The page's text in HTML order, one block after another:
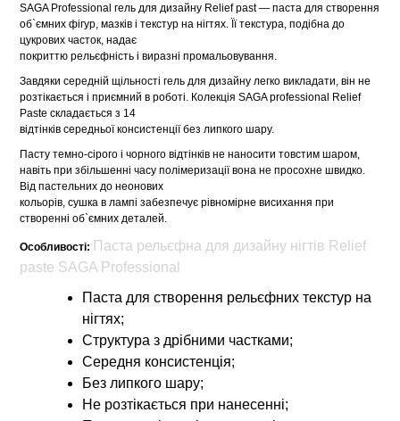
SAGA Professional гель для дизайну Relief past — паста для створення
об`ємних фігур, мазків і текстур на нігтях. Її текстура, подібна до
цукрових часток, надає
покриттю рельєфність і виразні промальовування.
Завдяки середній щільності гель для дизайну легко викладати, він не
розтікається і приємний в роботі. Колекція SAGA professional Relief
Paste складається з 14
відтінків середньої консистенції без липкого шару.
Пасту темно-сірого і чорного відтінків не наносити товстим шаром,
навіть при збільшенні часу полімеризації вона не просохне швидко.
Від пастельних до неонових
кольорів, сушка в лампі забезпечує рівномірне висихання при
створенні об`ємних деталей.
Особливості: Паста рельєфна для дизайну нігтів Relief
paste SAGA Professional
Паста для створення рельєфних текстур на
нігтях;
Структура з дрібними частками;
Середня консистенція;
Без липкого шару;
Не розтікається при нанесенні;